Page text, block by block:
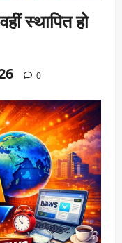
स्थापित हो
0